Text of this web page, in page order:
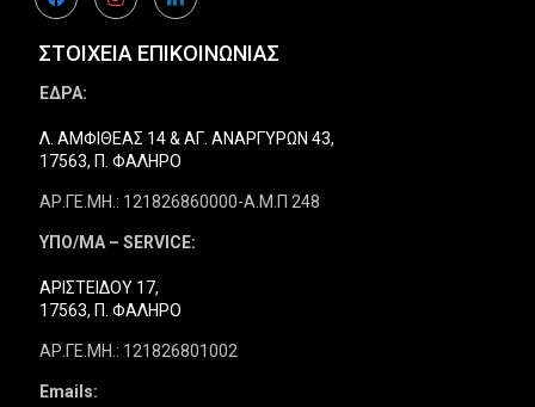
ΣΤΟΙΧΕΙΑ ΕΠΙΚΟΙΝΩΝΙΑΣ
ΕΔΡΑ:
Λ. ΑΜΦΙΘΕΑΣ 14 & ΑΓ. ΑΝΑΡΓΥΡΩΝ 43,
17563, Π. ΦΑΛΗΡΟ
ΑΡ.ΓΕ.ΜΗ.: 121826860000-Α.Μ.Π 248
ΥΠΟ/ΜΑ – SERVICE:
ΑΡΙΣΤΕΙΔΟΥ 17,
17563, Π. ΦΑΛΗΡΟ
ΑΡ.ΓΕ.ΜΗ.: 121826801002
Emails: